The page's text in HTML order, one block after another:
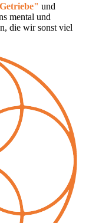
und
mental und
die wir sonst viel